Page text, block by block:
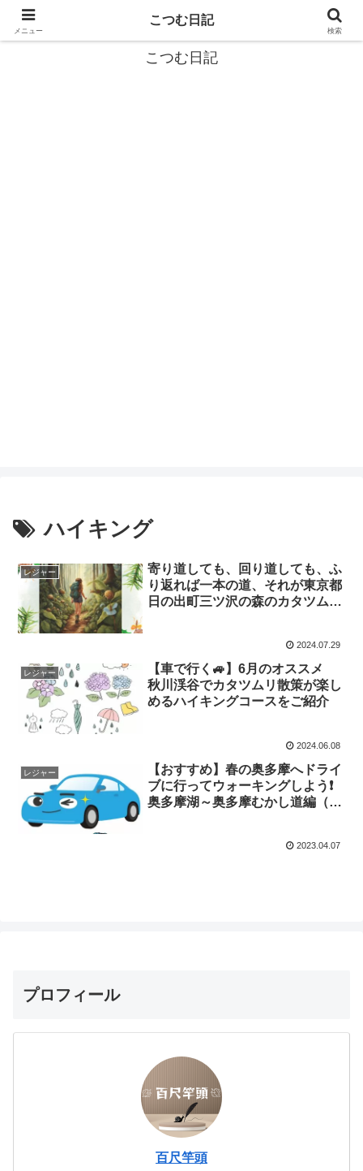
カタツムリから学ぶスローライフ🎓『こつむ日記』🐌
こつむ日記
ハイキング
レジャー
寄り道しても、回り道しても、ふ
り返れば一本の道、それが東京都
日の出町三ツ沢の森のカタツムリ
2024.07.29
レジャー
【車で行く🚙】6月のオススメ
秋川渓谷でカタツムリ散策が楽し
めるハイキングコースをご紹介
2024.06.08
レジャー
【おすすめ】春の奥多摩へドライ
ブに行ってウォーキングしよう❗️
奥多摩湖～奥多摩むかし道編（後
2023.04.07
プロフィール
百尺竿頭
メニュー
こつむ日記
検索